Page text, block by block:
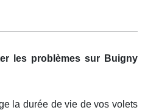
les problèmes sur Buigny
la durée de vie de vos volets